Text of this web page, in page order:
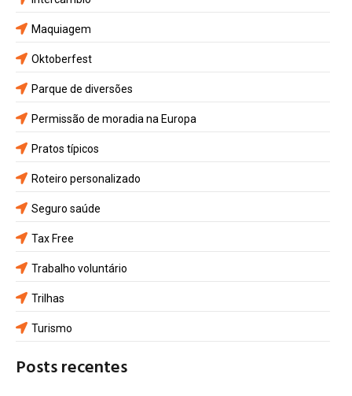
Maquiagem
Oktoberfest
Parque de diversões
Permissão de moradia na Europa
Pratos típicos
Roteiro personalizado
Seguro saúde
Tax Free
Trabalho voluntário
Trilhas
Turismo
Posts recentes